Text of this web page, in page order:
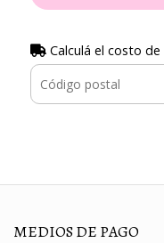
Calculá el costo de
MEDIOS DE PAGO